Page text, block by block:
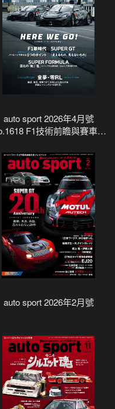
auto sport 2026年4月號
F1技術前瞻與賽車工
auto sport 2026年2月號